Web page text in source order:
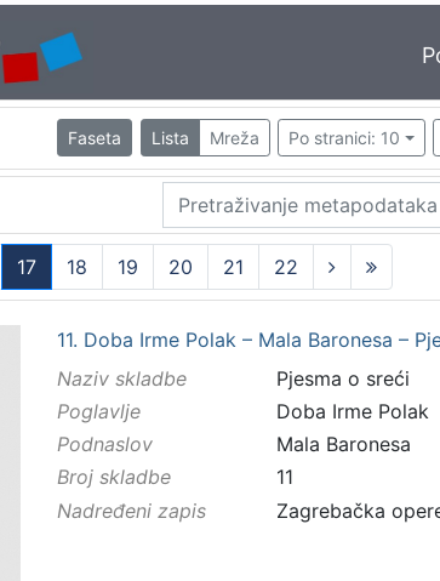
Faseta Lista Mreža Po stranici: 10
17
(current)
18 19 20 21
22
11. Doba Irme Polak – Mala Baronesa –
Naziv skladbe
Pjesma o sreći
Poglavlje
Doba Irme Polak
Podnaslov
Mala Baronesa
Broj skladbe
11
Nadređeni zapis
Zagrebačka